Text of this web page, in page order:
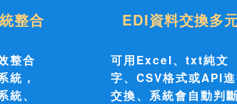
整合
整合
統，
統、
EDI資料交換多
可用Excel、txt純文
字、CSV格式或API
交換、系統會自動判